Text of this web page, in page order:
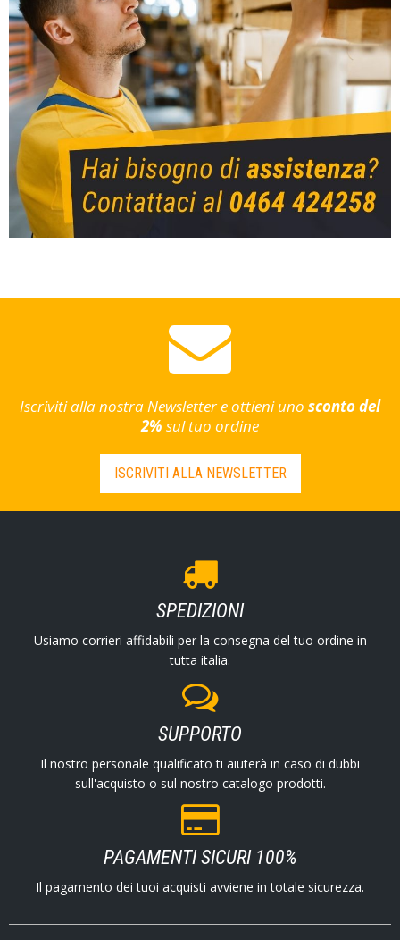
Iscriviti alla nostra Newsletter e ottieni uno sconto del
2% sul tuo ordine
ISCRIVITI ALLA NEWSLETTER
SPEDIZIONI
Usiamo corrieri affidabili per la consegna del tuo ordine in
tutta italia.
SUPPORTO
Il nostro personale qualificato ti aiuterà in caso di dubbi
sull'acquisto o sul nostro catalogo prodotti.
PAGAMENTI SICURI 100%
Il pagamento dei tuoi acquisti avviene in totale sicurezza.